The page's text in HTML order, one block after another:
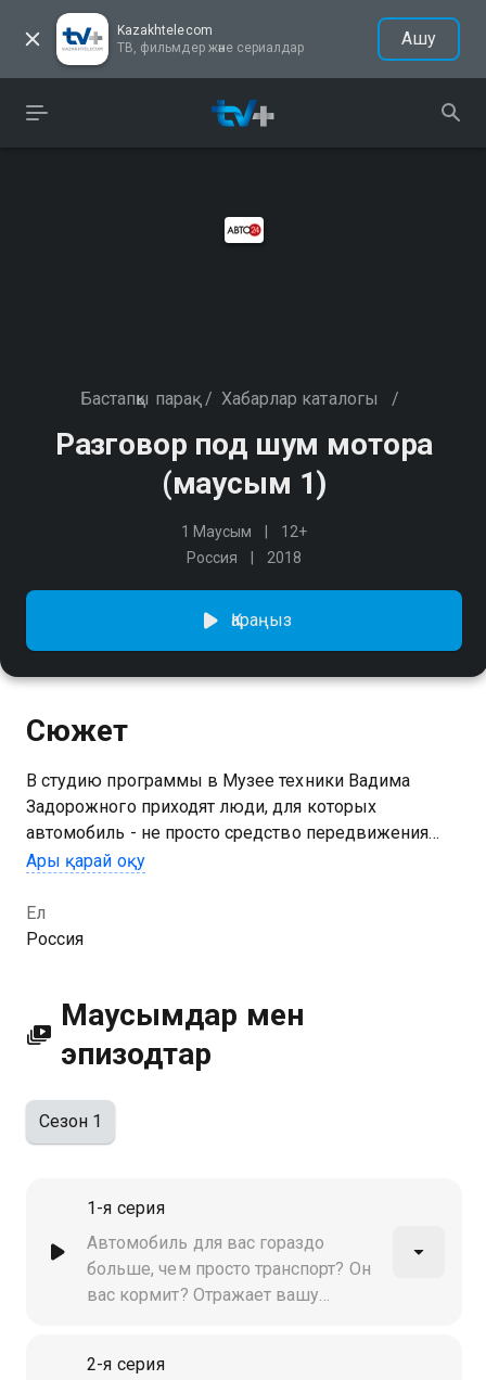
Kazakhtelecom
ТВ, фильмдер және сериалдар
Ашу
Бастапқы парақ / Хабарлар каталогы /
Разговор под шум мотора
(маусым 1)
1 Маусым
12+
Россия
2018
Қараңыз
Сюжет
В студию программы в Музее техники Вадима
Задорожного приходят люди, для которых
автомобиль - не просто средство передвижения
или инструмент зарабатывания денег, а способ
1 маусымын Разговор под шум мотора сериалының
қолжетімді.
Ары қарай оқу
Ел
Россия
Маусымдар мен
эпизодтар
Сезон 1
1-я серия
Автомобиль для вас гораздо
больше, чем просто транспорт? Он
вас кормит? Отражает вашу
2-я серия